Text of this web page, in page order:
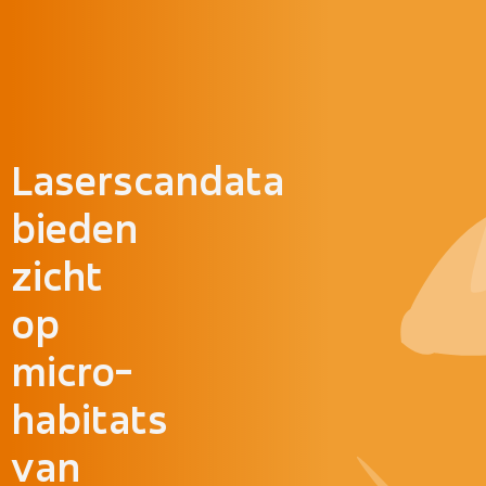
Laserscandata
bieden
zicht
op
micro-
habitats
van